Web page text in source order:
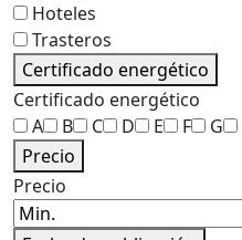
Hoteles
Trasteros
Certificado energético
Certificado energético
A
B C D E F G
Precio
Precio